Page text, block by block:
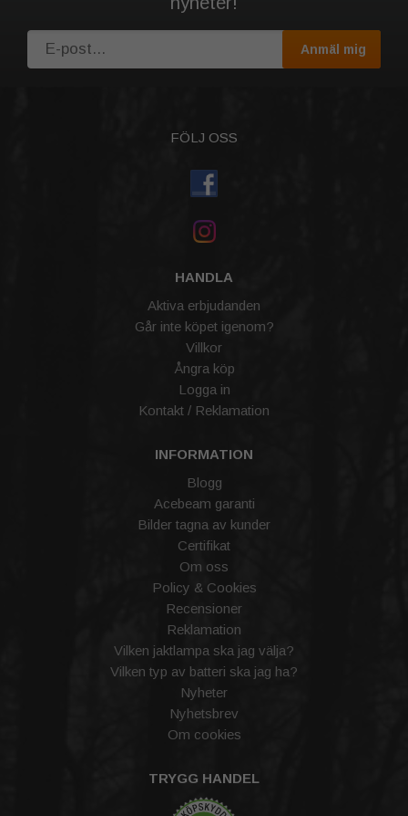
Anmäl mig
FÖLJ OSS
HANDLA
Aktiva erbjudanden
Går inte köpet igenom?
Villkor
Ångra köp
Logga in
Kontakt / Reklamation
INFORMATION
Blogg
Acebeam garanti
Bilder tagna av kunder
Certifikat
Om oss
Policy & Cookies
Recensioner
Reklamation
Vilken jaktlampa ska jag välja?
Vilken typ av batteri ska jag ha?
Nyheter
Nyhetsbrev
Om cookies
TRYGG HANDEL